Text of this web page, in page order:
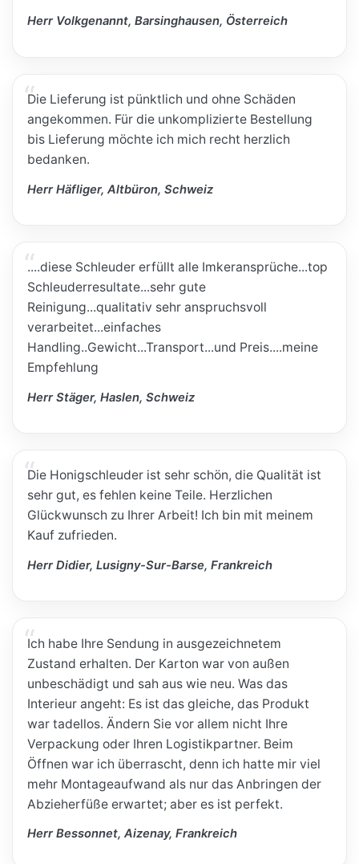
Herr Volkgenannt, Barsinghausen, Österreich
Die Lieferung ist pünktlich und ohne Schäden
angekommen. Für die unkomplizierte Bestellung
bis Lieferung möchte ich mich recht herzlich
bedanken.
Herr Häfliger, Altbüron, Schweiz
....diese Schleuder erfüllt alle Imkeransprüche...top
Schleuderresultate...sehr gute
Reinigung...qualitativ sehr anspruchsvoll
verarbeitet...einfaches
Handling..Gewicht...Transport...und Preis....meine
Empfehlung
Herr Stäger, Haslen, Schweiz
Die Honigschleuder ist sehr schön, die Qualität ist
sehr gut, es fehlen keine Teile. Herzlichen
Glückwunsch zu Ihrer Arbeit! Ich bin mit meinem
Kauf zufrieden.
Herr Didier, Lusigny-Sur-Barse, Frankreich
Ich habe Ihre Sendung in ausgezeichnetem
Zustand erhalten. Der Karton war von außen
unbeschädigt und sah aus wie neu. Was das
Interieur angeht: Es ist das gleiche, das Produkt
war tadellos. Ändern Sie vor allem nicht Ihre
Verpackung oder Ihren Logistikpartner. Beim
Öffnen war ich überrascht, denn ich hatte mir viel
mehr Montageaufwand als nur das Anbringen der
Abzieherfüße erwartet; aber es ist perfekt.
Herr Bessonnet, Aizenay, Frankreich